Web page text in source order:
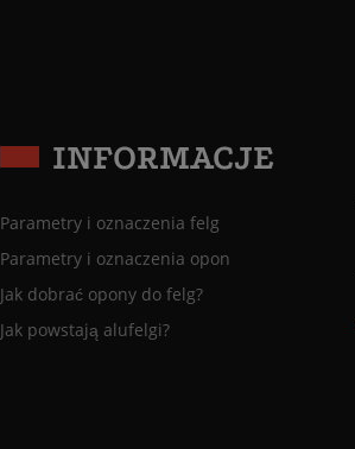
INFORMACJE
Parametry i oznaczenia felg
Parametry i oznaczenia opon
Jak dobrać opony do felg?
Jak powstają alufelgi?